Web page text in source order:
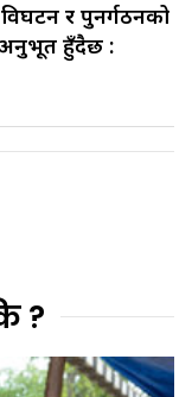
र पुनर्गठनको
अनुभूत हुँदैछ :
?